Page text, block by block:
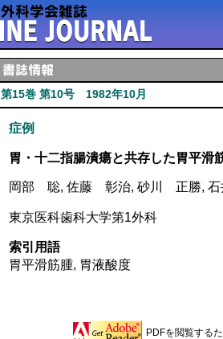
第15巻 第10号 1982年10月
症例
胃・十二指腸潰瘍と共存した胃平滑
岡部 聡, 佐藤 彰治, 砂川 正勝,
東京医科歯科大学第1外科
索引用語
胃平滑筋腫, 胃液酸度
PDFを閲覧する